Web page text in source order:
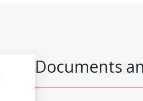
Documents